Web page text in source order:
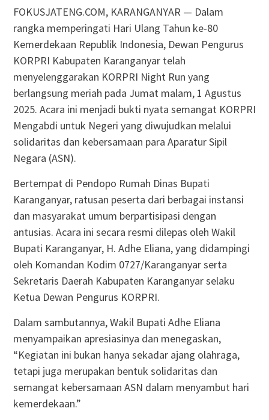
FOKUSJATENG.COM, KARANGANYAR — Dalam
rangka memperingati Hari Ulang Tahun ke-80
Kemerdekaan Republik Indonesia, Dewan Pengurus
KORPRI Kabupaten Karanganyar telah
menyelenggarakan KORPRI Night Run yang
berlangsung meriah pada Jumat malam, 1 Agustus
2025. Acara ini menjadi bukti nyata semangat KORPRI
Mengabdi untuk Negeri yang diwujudkan melalui
solidaritas dan kebersamaan para Aparatur Sipil
Negara (ASN).
Bertempat di Pendopo Rumah Dinas Bupati
Karanganyar, ratusan peserta dari berbagai instansi
dan masyarakat umum berpartisipasi dengan
antusias. Acara ini secara resmi dilepas oleh Wakil
Bupati Karanganyar, H. Adhe Eliana, yang didampingi
oleh Komandan Kodim 0727/Karanganyar serta
Sekretaris Daerah Kabupaten Karanganyar selaku
Ketua Dewan Pengurus KORPRI.
Dalam sambutannya, Wakil Bupati Adhe Eliana
menyampaikan apresiasinya dan menegaskan,
“Kegiatan ini bukan hanya sekadar ajang olahraga,
tetapi juga merupakan bentuk solidaritas dan
semangat kebersamaan ASN dalam menyambut hari
kemerdekaan.”